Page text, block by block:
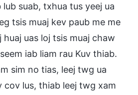
suab, txhua tus yeej ua
tsis muaj kev paub me me
uas loj tsis muaj chaw
iab liam rau Kuv thiab.
sim no tias, leej twg ua
cov lus, thiab leej twg xam